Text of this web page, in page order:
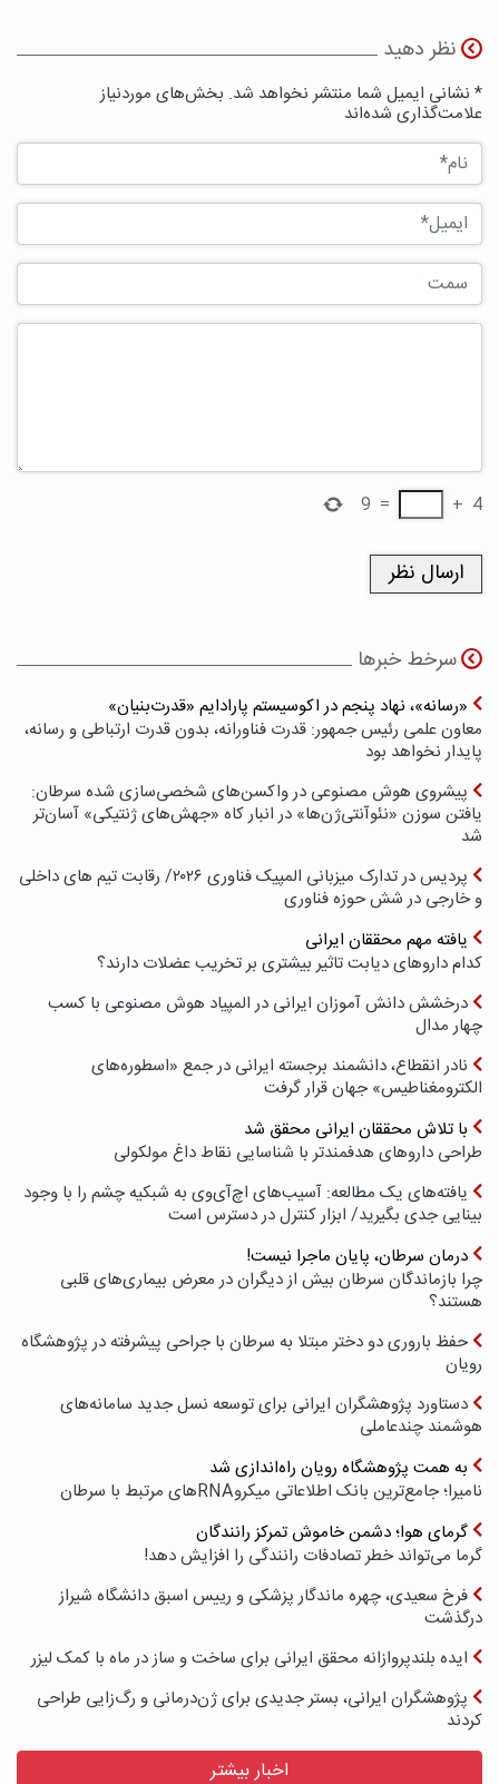
نظر دهید
* نشانی ایمیل شما منتشر نخواهد شد. بخش‌های موردنیاز
علامت‌گذاری شده‌اند
4
+
=
9
سرخط خبرها
«رسانه»، نهاد پنجم در اکوسیستم پارادایم «قدرت‌بنیان»
معاون علمی رئیس جمهور: قدرت فناورانه، بدون قدرت ارتباطی و رسانه،
پایدار نخواهد بود
پیشروی هوش مصنوعی در واکسن‌های شخصی‌سازی شده سرطان:
یافتن سوزن «نئوآنتی‌ژن‌ها» در انبار کاه «جهش‌های ژنتیکی» آسان‌تر
شد
پردیس در تدارک میزبانی المپیک فناوری ۲۰۲۶/ رقابت تیم های داخلی
و خارجی در شش حوزه فناوری
یافته مهم محققان ایرانی
کدام داروهای دیابت تاثیر بیشتری بر تخریب عضلات دارند؟
درخشش دانش آموزان ایرانی در المپیاد هوش مصنوعی با کسب
چهار مدال
نادر انقطاع، دانشمند برجسته ایرانی در جمع «اسطوره‌های
الکترومغناطیس» جهان قرار گرفت
با تلاش محققان ایرانی محقق شد
طراحی داروهای هدفمندتر با شناسایی نقاط داغ مولکولی
یافته‌های یک مطالعه: آسیب‌های اچ‌آی‌وی به شبکیه چشم را با وجود
بینایی جدی بگیرید/ ابزار کنترل در دسترس است
درمان سرطان، پایان ماجرا نیست!
چرا بازماندگان سرطان بیش از دیگران در معرض بیماری‌های قلبی
هستند؟
حفظ باروری دو دختر مبتلا به سرطان با جراحی پیشرفته در پژوهشگاه
رویان
دستاورد پژوهشگران ایرانی برای توسعه نسل جدید سامانه‌های
هوشمند چندعاملی
به همت پژوهشگاه رویان راه‌اندازی شد
نامیرا؛ جامع‌ترین بانک اطلاعاتی میکروRNAهای مرتبط با سرطان
گرمای هوا؛ دشمن خاموش تمرکز رانندگان
گرما می‌تواند خطر تصادفات رانندگی را افزایش دهد!
فرخ سعیدی، چهره ماندگار پزشکی و رییس اسبق دانشگاه شیراز
درگذشت
ایده بلندپروازانه محقق ایرانی برای ساخت و ساز در ماه با کمک لیزر
پژوهشگران ایرانی، بستر جدیدی برای ژن‌درمانی و رگ‌زایی طراحی
کردند
اخبار بیشتر